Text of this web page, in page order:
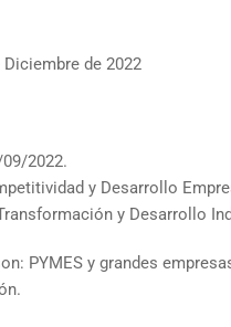
de 2022
2022.
y Desarrollo
y Desarrollo
PYMES y grandes